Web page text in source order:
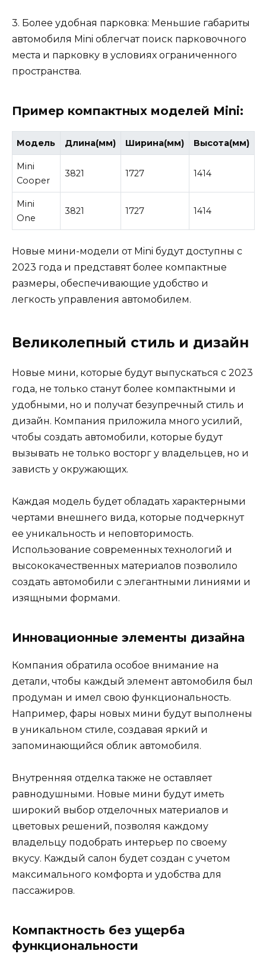
3. Более удобная парковка: Меньшие габариты
автомобиля Mini облегчат поиск парковочного
места и парковку в условиях ограниченного
пространства.
Пример компактных моделей Mini:
Модель Длина(мм) Ширина(мм) Высота(мм)
Mini
Cooper
3821 1727 1414
Mini
One
3821 1727 1414
Новые мини-модели от Mini будут доступны с
2023 года и представят более компактные
размеры, обеспечивающие удобство и
легкость управления автомобилем.
Великолепный стиль и дизайн
Новые мини, которые будут выпускаться с 2023
года, не только станут более компактными и
удобными, но и получат безупречный стиль и
дизайн. Компания приложила много усилий,
чтобы создать автомобили, которые будут
вызывать не только восторг у владельцев, но и
зависть у окружающих.
Каждая модель будет обладать характерными
чертами внешнего вида, которые подчеркнут
ее уникальность и неповторимость.
Использование современных технологий и
высококачественных материалов позволило
создать автомобили с элегантными линиями и
изящными формами.
Инновационные элементы дизайна
Компания обратила особое внимание на
детали, чтобы каждый элемент автомобиля был
продуман и имел свою функциональность.
Например, фары новых мини будут выполнены
в уникальном стиле, создавая яркий и
запоминающийся облик автомобиля.
Внутренняя отделка также не оставляет
равнодушными. Новые мини будут иметь
широкий выбор отделочных материалов и
цветовых решений, позволяя каждому
владельцу подобрать интерьер по своему
вкусу. Каждый салон будет создан с учетом
максимального комфорта и удобства для
пассажиров.
Компактность без ущерба
функциональности